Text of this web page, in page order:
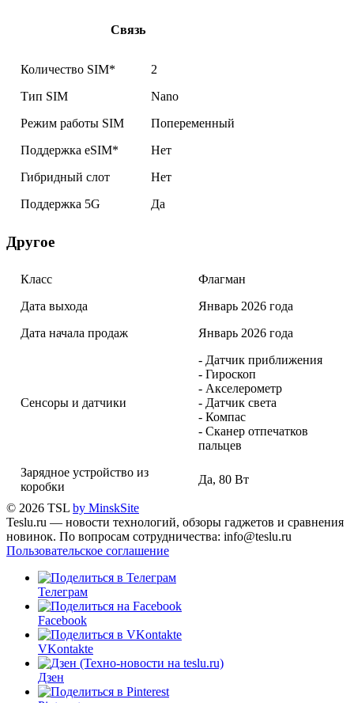
Связь
Количество SIM*
2
Тип SIM
Nano
Режим работы SIM
Попеременный
Поддержка eSIM*
Нет
Гибридный слот
Нет
Поддержка 5G
Да
Другое
Класс
Флагман
Дата выхода
Январь 2026 года
Дата начала продаж
Январь 2026 года
Сенсоры и датчики
- Датчик приближения
- Гироскоп
- Акселерометр
- Датчик света
- Компас
- Сканер отпечатков
пальцев
Зарядное устройство из
коробки
Да, 80 Вт
© 2026 TSL by MinskSite
Teslu.ru — новости технологий, обзоры гаджетов и сравнения
новинок. По вопросам сотрудничества: info@teslu.ru
Пользовательское соглашение
Телеграм
Facebook
VKontakte
Дзен